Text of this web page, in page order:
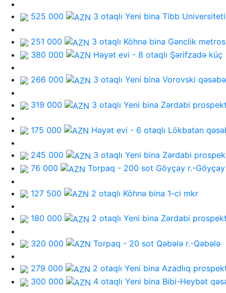
525 000 3 otaqlı Yeni bina Tibb Universiteti
251 000 3 otaqlı Köhnə bina Gənclik
380 000
Həyət evi - 8 otaqlı Şərifzadə küç
266 000 3 otaqlı Yeni bina Vorovski
319 000 3 otaqlı Yeni bina Zərdabi
175 000 Həyət evi - 6 otaqlı Lökbatan
245 000 3 otaqlı Yeni bina Zərdabi
76 000
Torpaq - 200 sot Göyçay r.-Göyçay
127 500 2 otaqlı Köhnə bina 1-ci mkr
180 000 2 otaqlı Yeni bina Zərdabi
320 000 Torpaq - 20 sot Qəbələ r.-Qəbələ
279 000 2 otaqlı Yeni bina Azadlıq
300 000
4 otaqlı Yeni bina Bibi-Heybət